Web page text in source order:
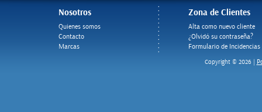
Nosotros
Quienes somos
Contacto
Marcas
Zona de Clientes
Alta como nuevo cliente
¿Olvidó su contraseña?
Formulario de Incidencias
Copyright © 2026 |